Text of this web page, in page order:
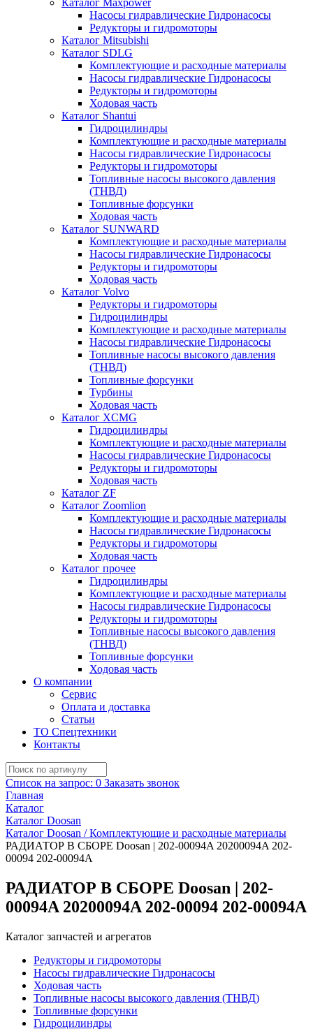
Каталог Maxpower
Насосы гидравлические Гидронасосы
Редукторы и гидромоторы
Каталог Mitsubishi
Каталог SDLG
Комплектующие и расходные материалы
Насосы гидравлические Гидронасосы
Редукторы и гидромоторы
Ходовая часть
Каталог Shantui
Гидроцилиндры
Комплектующие и расходные материалы
Насосы гидравлические Гидронасосы
Редукторы и гидромоторы
Топливные насосы высокого давления
(ТНВД)
Топливные форсунки
Ходовая часть
Каталог SUNWARD
Комплектующие и расходные материалы
Насосы гидравлические Гидронасосы
Редукторы и гидромоторы
Ходовая часть
Каталог Volvo
Редукторы и гидромоторы
Гидроцилиндры
Комплектующие и расходные материалы
Насосы гидравлические Гидронасосы
Топливные насосы высокого давления
(ТНВД)
Топливные форсунки
Турбины
Ходовая часть
Каталог XCMG
Гидроцилиндры
Комплектующие и расходные материалы
Насосы гидравлические Гидронасосы
Редукторы и гидромоторы
Ходовая часть
Каталог ZF
Каталог Zoomlion
Комплектующие и расходные материалы
Насосы гидравлические Гидронасосы
Редукторы и гидромоторы
Ходовая часть
Каталог прочее
Гидроцилиндры
Комплектующие и расходные материалы
Насосы гидравлические Гидронасосы
Редукторы и гидромоторы
Топливные насосы высокого давления
(ТНВД)
Топливные форсунки
Ходовая часть
О компании
Сервис
Оплата и доставка
Статьи
ТО Спецтехники
Контакты
Список на запрос: 0 Заказать звонок
Главная
Каталог
Каталог Doosan
Каталог Doosan / Комплектующие и расходные материалы
РАДИАТОР В СБОРЕ Doosan | 202-00094A 20200094A 202-
00094 202-00094А
РАДИАТОР В СБОРЕ Doosan | 202-
00094A 20200094A 202-00094 202-00094А
Каталог запчастей и агрегатов
Редукторы и гидромоторы
Насосы гидравлические Гидронасосы
Ходовая часть
Топливные насосы высокого давления (ТНВД)
Топливные форсунки
Гидроцилиндры